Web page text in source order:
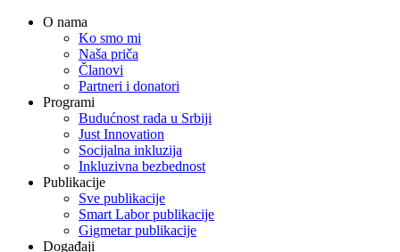
O nama
Ko smo mi
Naša priča
Članovi
Partneri i donatori
Programi
Budućnost rada u Srbiji
Just Innovation
Socijalna inkluzija
Inkluzivna bezbednost
Publikacije
Sve publikacije
Smart Labor publikacije
Gigmetar publikacije
Događaji